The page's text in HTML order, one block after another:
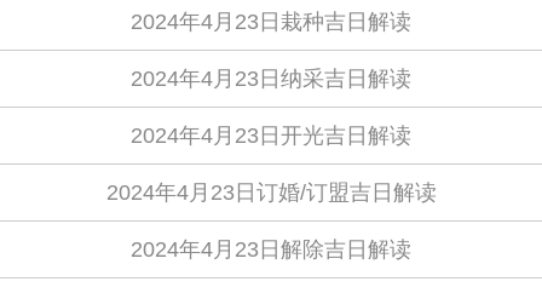
2024年4月23日栽种吉日解读
2024年4月23日纳采吉日解读
2024年4月23日开光吉日解读
2024年4月23日订婚/订盟吉日解读
2024年4月23日解除吉日解读